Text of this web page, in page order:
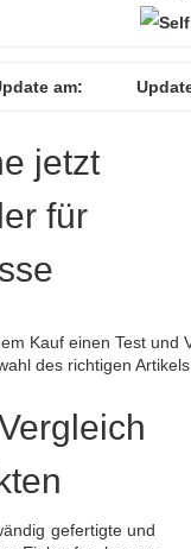
am:
jetzt
für
Kauf einen Test und
des richtigen
gefertigte und